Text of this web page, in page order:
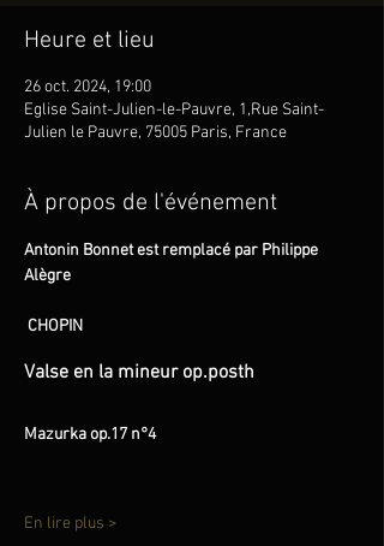
Heure et lieu
26 oct. 2024, 19:00
Eglise Saint-Julien-le-Pauvre, 1,Rue Saint-
Julien le Pauvre, 75005 Paris, France
À propos de l'événement
Antonin Bonnet est remplacé par Philippe
Alègre
CHOPIN
Valse en la mineur op.posth
Mazurka op.17 n°4
En lire plus >